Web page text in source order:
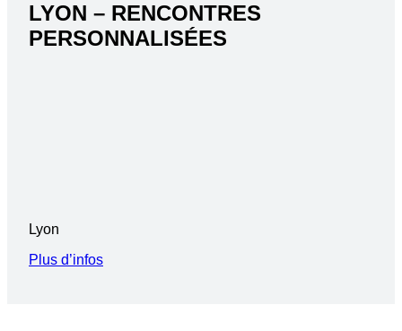
LYON – RENCONTRES
PERSONNALISÉES
Lyon
Plus d’infos